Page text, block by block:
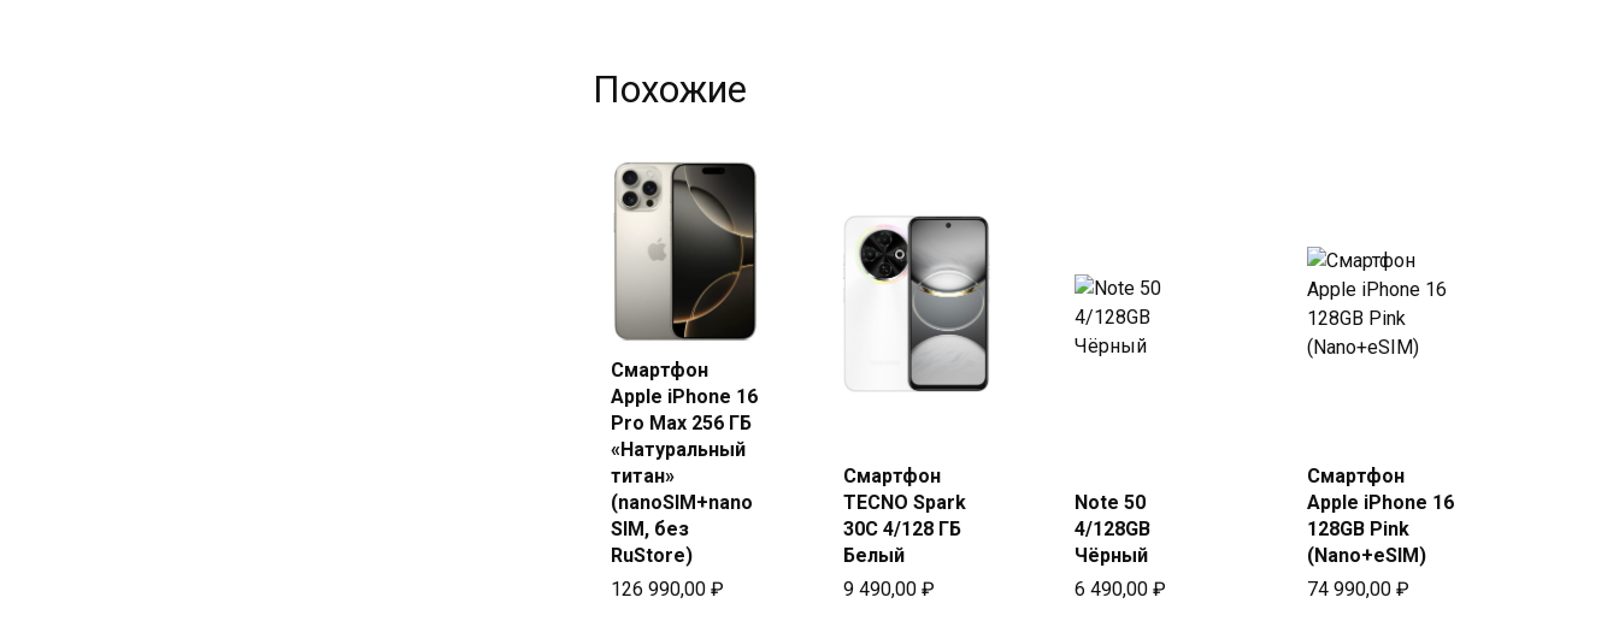
Похожие
Купить
в Beeline
Смартфон
Apple iPhone 16
Pro Max 256 ГБ
«Натуральный
титан»
(nanoSIM+nano
SIM, без
RuStore)
126 990,00 ₽
в Beeline
Смартфон
TECNO Spark
30C 4/128 ГБ
Белый
9 490,00 ₽
Note 50
4/128GB
Чёрный
6 490,00 ₽
Смартфон
Apple iPhone 16
128GB Pink
(Nano+eSIM)
74 990,00 ₽